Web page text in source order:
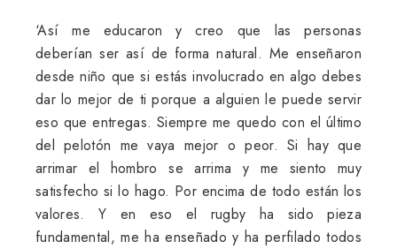
‘Así me educaron y creo que las personas
deberían ser así de forma natural. Me enseñaron
desde niño que si estás involucrado en algo debes
dar lo mejor de ti porque a alguien le puede servir
eso que entregas. Siempre me quedo con el último
del pelotón me vaya mejor o peor. Si hay que
arrimar el hombro se arrima y me siento muy
satisfecho si lo hago. Por encima de todo están los
valores. Y en eso el rugby ha sido pieza
fundamental, me ha enseñado y ha perfilado todos